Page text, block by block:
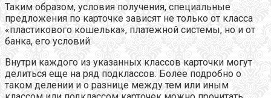
Таким образом, условия получения, специальные
предложения по карточке зависят не только от класса
«пластикового кошелька», платежной системы, но и от
банка, его условий.
Внутри каждого из указанных классов карточки могут
делиться еще на ряд подклассов. Более подробно о
таком делении и о разнице между тем или иным